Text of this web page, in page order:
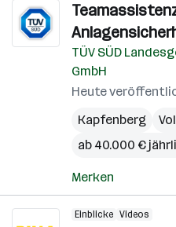
TÜV SÜD
GmbH
Heute
Kapfenberg
ab 40.000 €
Merken
Einblicke Videos